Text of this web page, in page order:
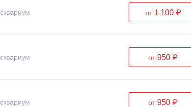
от 1 100 ₽
от950 ₽
от950 ₽